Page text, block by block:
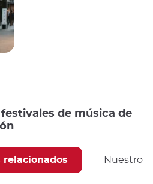
de música de
relacionados Nuestros